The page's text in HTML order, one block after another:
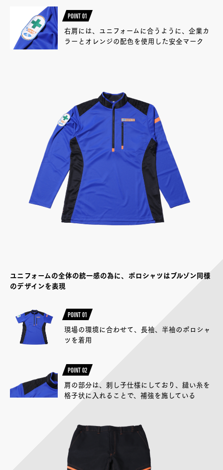
POINT 01
右肩には、ユニフォームに合うように、企業カ
ラーとオレンジの配色を使用した安全マーク
ユニフォームの全体の統一感の為に、ポロシャツはブルゾン同様
のデザインを表現
POINT 01
現場の環境に合わせて、長袖、半袖のポロシャ
ツを着用
POINT 02
肩の部分は、刺し子仕様にしており、縫い糸を
格子状に入れることで、補強を施している